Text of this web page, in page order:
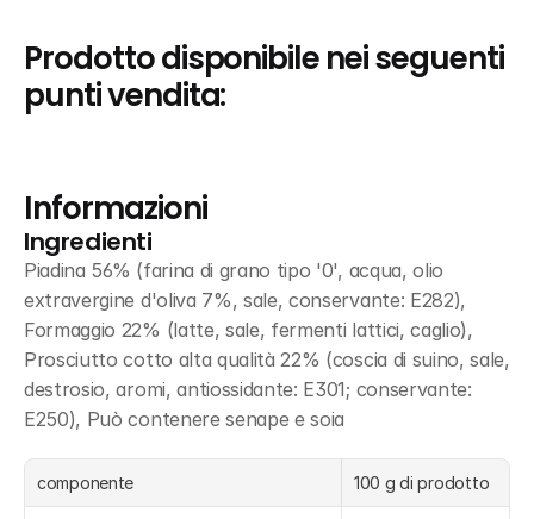
Prodotto disponibile nei seguenti
punti vendita:
Informazioni
Ingredienti
Piadina 56% (farina di grano tipo '0', acqua, olio
extravergine d'oliva 7%, sale, conservante: E282),
Formaggio 22% (latte, sale, fermenti lattici, caglio),
Prosciutto cotto alta qualità 22% (coscia di suino, sale,
destrosio, aromi, antiossidante: E301; conservante:
E250), Può contenere senape e soia
componente 100 g di prodotto